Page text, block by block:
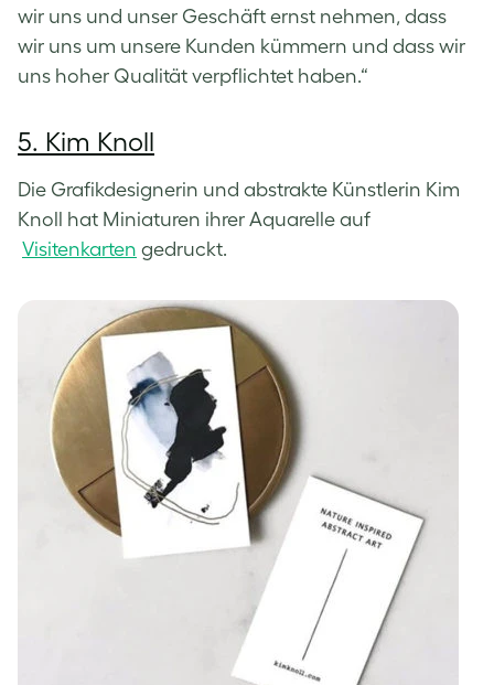
wir uns und unser Geschäft ernst nehmen, dass
wir uns um unsere Kunden kümmern und dass wir
uns hoher Qualität verpflichtet haben.“
5. Kim Knoll
Die Grafikdesignerin und abstrakte Künstlerin Kim
Knoll hat Miniaturen ihrer Aquarelle auf
Visitenkarten gedruckt.